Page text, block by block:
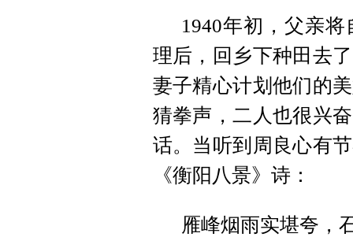
1940年初，父亲
理后，回乡下种田去
妻子精心计划他们的
猜拳声，二人也很兴
话。当听到周良心有
《衡阳八景》诗：
雁峰烟雨实堪夸，